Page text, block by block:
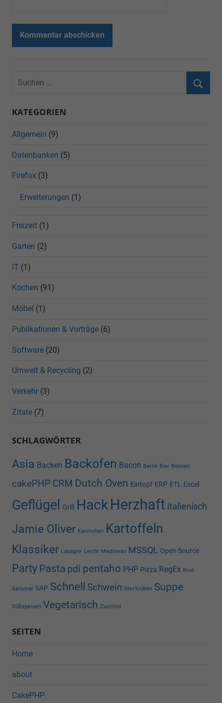
KATEGORIEN
Allgemein (9)
Datenbanken (5)
Firefox (3)
Erweiterungen (1)
Freizeit (1)
Garten (2)
IT (1)
Kochen (91)
Möbel (1)
Publikationen & Vorträge (6)
Software (20)
Umwelt & Recycling (2)
Verkehr (3)
Zitate (7)
SCHLAGWÖRTER
Asia Backen Backofen Bacon Berlin Bier Bohnen
cakePHP CRM Dutch Oven Eintopf ERP ETL Excel
Geflügel Grill HackHerzhaft Italienisch
Jamie Oliver Kaninchen Kartoffeln
Klassiker Lasagne Leicht Mediteran MSSQL Open Source
Party Pasta pdi pentaho PHP Pizza RegEx Rind
Saisonal SAP Schnell Schwein Steckrüben Suppe
Süßspeisen Vegetarisch Zucchini
SEITEN
Home
about
CakePHP